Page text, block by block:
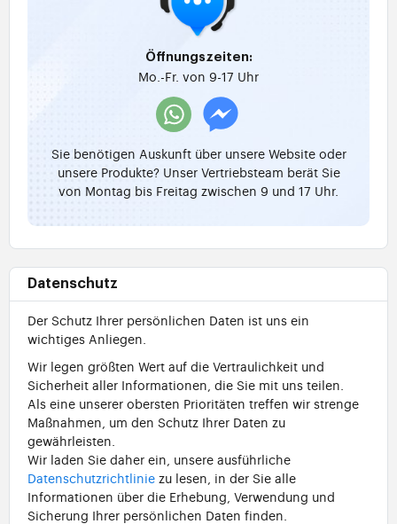
Öffnungszeiten:
Mo.-Fr. von 9-17 Uhr
Sie benötigen Auskunft über unsere Website oder
unsere Produkte? Unser Vertriebsteam berät Sie
von Montag bis Freitag zwischen 9 und 17 Uhr.
Datenschutz
Der Schutz Ihrer persönlichen Daten ist uns ein
wichtiges Anliegen.
Wir legen größten Wert auf die Vertraulichkeit und
Sicherheit aller Informationen, die Sie mit uns teilen.
Als eine unserer obersten Prioritäten treffen wir strenge
Maßnahmen, um den Schutz Ihrer Daten zu
gewährleisten.
Wir laden Sie daher ein, unsere ausführliche
Datenschutzrichtlinie zu lesen, in der Sie alle
Informationen über die Erhebung, Verwendung und
Sicherung Ihrer persönlichen Daten finden.